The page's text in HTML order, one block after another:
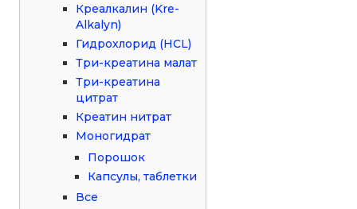
Креалкалин (Kre-
Alkalyn)
Гидрохлорид (HCL)
Три-креатина малат
Три-креатина
цитрат
Креатин нитрат
Моногидрат
Порошок
Капсулы, таблетки
Все